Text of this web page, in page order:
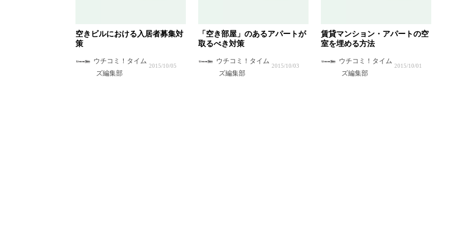
空きビルにおける入居者募集対
策
ウチコミ！タイム
ズ編集部
2015/10/05
「空き部屋」のあるアパートが
取るべき対策
ウチコミ！タイム
ズ編集部
2015/10/03
賃貸マンション・アパートの空
室を埋める方法
ウチコミ！タイム
ズ編集部
2015/10/01